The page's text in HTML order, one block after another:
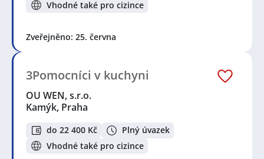
Vhodné také pro cizince
Zveřejněno: 25. června
3Pomocníci v kuchyni
OU WEN, s.r.o.
Kamýk, Praha
do 22 400 Kč
Plný úvazek
Vhodné také pro cizince